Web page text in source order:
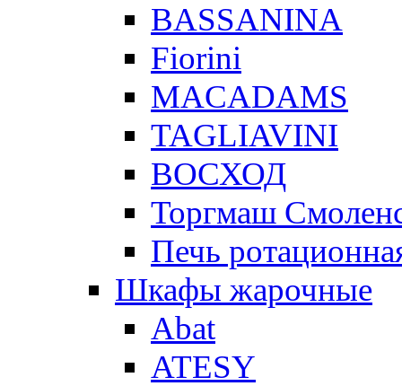
BASSANINA
Fiorini
MACADAMS
TAGLIAVINI
ВОСХОД
Торгмаш
Печь
Шкафы жарочные
Abat
ATESY